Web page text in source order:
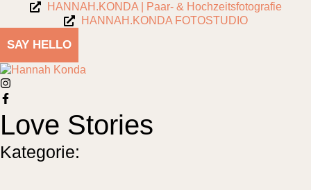
HANNAH.KONDA | Paar- & Hochzeitsfotografie
HANNAH.KONDA FOTOSTUDIO
SAY HELLO
Love Stories
Kategorie: